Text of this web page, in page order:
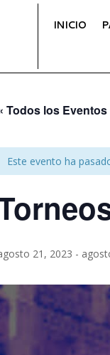
INICIO
Todos los Eventos
Este evento ha
21, 2023 -